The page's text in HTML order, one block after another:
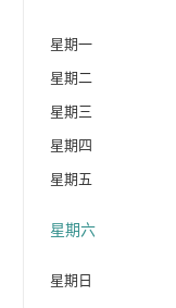
星期一
星期二
星期三
星期四
星期五
星期六
星期日